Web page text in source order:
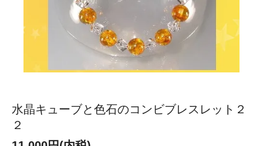
水晶キューブと色石のコンビブレスレット２
２